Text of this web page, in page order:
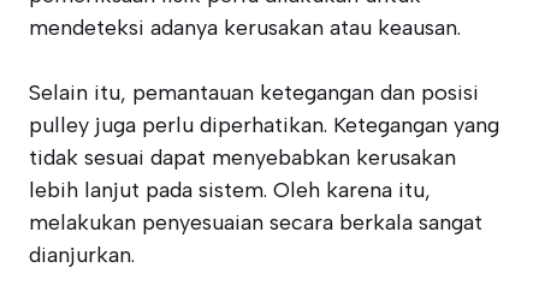
mendeteksi adanya kerusakan atau keausan.
Selain itu, pemantauan ketegangan dan posisi
pulley juga perlu diperhatikan. Ketegangan yang
tidak sesuai dapat menyebabkan kerusakan
lebih lanjut pada sistem. Oleh karena itu,
melakukan penyesuaian secara berkala sangat
dianjurkan.